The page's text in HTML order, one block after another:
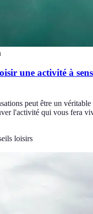
une activité à
peut être un
l'activité qui vous fera
loisirs